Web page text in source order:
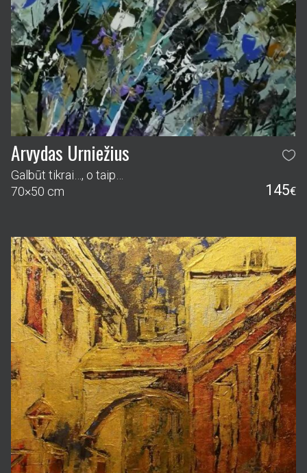
Arvydas Urniežius
Galbūt tikrai…, o taip…
70×50 cm
145€